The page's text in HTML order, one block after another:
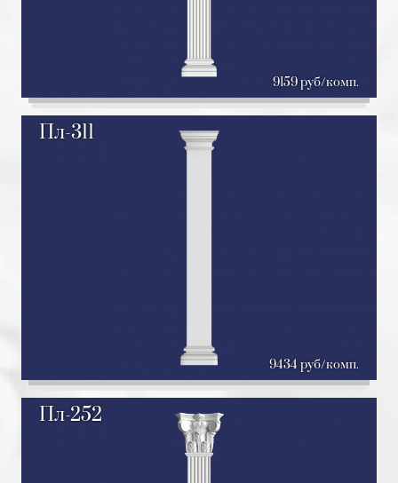
9159 руб/комп.
Пл-311
9434 руб/комп.
Пл-252